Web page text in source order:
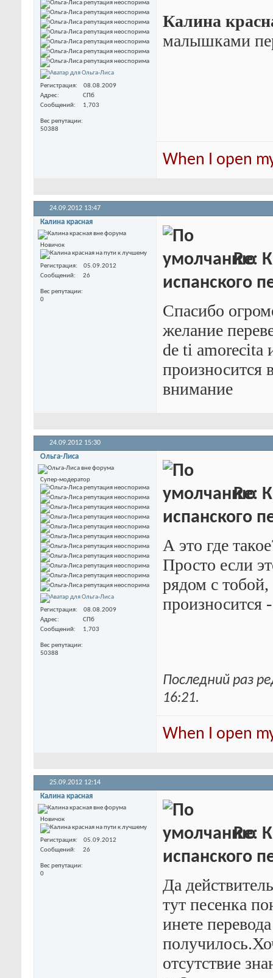
Регистрация
08.08.2009
Адрес
СПб
Сообщений
1,703
Вес репутации
50388
Калина
малышками
When I open
24.09.2012 13:47
Калина красная
Новичок
Регистрация
05.09.2012
Сообщений
26
Вес репутации
0
Re:
испанского
Спасибо
желание
de ti amorecita
произносится
внимание
24.09.2012 15:30
Ольга-Лиса
Супер-модератор
Регистрация
08.08.2009
Адрес
СПб
Сообщений
1,703
Вес репутации
50388
Re:
испанского
А это где
Просто если
рядом с
произносится
Последний раз
16:21.
When I open
25.09.2012 12:14
Калина красная
Новичок
Регистрация
05.09.2012
Сообщений
26
Вес репутации
0
Re:
испанского
Да
тут песенка
инете
отсутствие